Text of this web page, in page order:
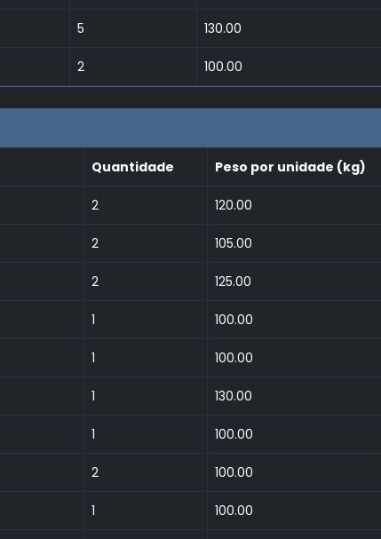
5 130.00
2 100.00
Quantidade Peso por unidade (kg)
2 120.00
2 105.00
2 125.00
1 100.00
1 100.00
1 130.00
1 100.00
2 100.00
1 100.00